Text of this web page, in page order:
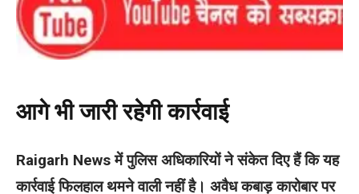
आगे भी जारी रहेगी कार्रवाई
Raigarh News में पुलिस अधिकारियों ने संकेत दिए हैं कि यह
कार्रवाई फिलहाल थमने वाली नहीं है। अवैध कबाड़ कारोबार पर